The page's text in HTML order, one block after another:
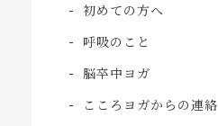
初めての方へ
呼吸のこと
脳卒中ヨガ
こころヨガからの連絡